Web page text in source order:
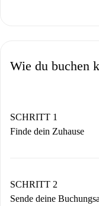
Wie du buchen
SCHRITT 1
Finde dein Zuhause
Du erhältst alle
SCHRITT 2
Sende deine